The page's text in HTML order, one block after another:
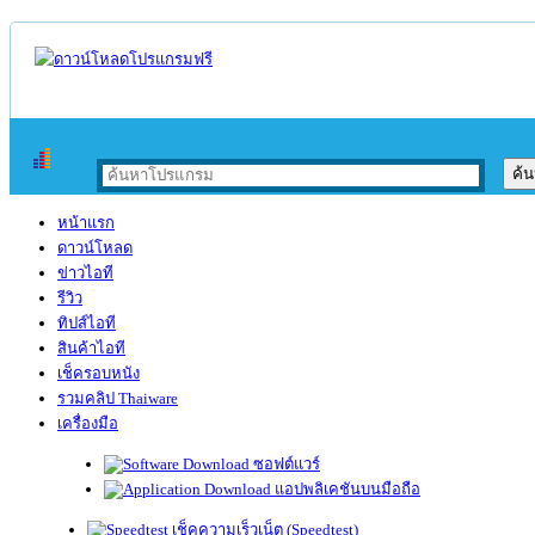
หน้าแรก
ดาวน์โหลด
ข่าวไอที
รีวิว
ทิปส์ไอที
สินค้าไอที
เช็ครอบหนัง
รวมคลิป Thaiware
เครื่องมือ
ซอฟต์แวร์
แอปพลิเคชันบนมือถือ
เช็คความเร็วเน็ต (Speedtest)